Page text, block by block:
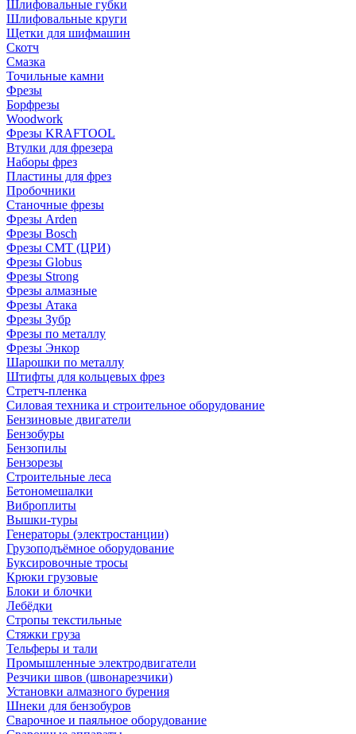
Шлифовальные губки
Шлифовальные круги
Щетки для шифмашин
Скотч
Смазка
Точильные камни
Фрезы
Борфрезы
Woodwork
Фрезы KRAFTOOL
Втулки для фрезера
Наборы фрез
Пластины для фрез
Пробочники
Станочные фрезы
Фрезы Arden
Фрезы Bosch
Фрезы CMT (ЦРИ)
Фрезы Globus
Фрезы Strong
Фрезы алмазные
Фрезы Атака
Фрезы Зубр
Фрезы по металлу
Фрезы Энкор
Шарошки по металлу
Штифты для кольцевых фрез
Стретч-пленка
Силовая техника и строительное оборудование
Бензиновые двигатели
Бензобуры
Бензопилы
Бензорезы
Строительные леса
Бетономешалки
Виброплиты
Вышки-туры
Генераторы (электростанции)
Грузоподъёмное оборудование
Буксировочные тросы
Крюки грузовые
Блоки и блочки
Лебёдки
Стропы текстильные
Стяжки груза
Тельферы и тали
Промышленные электродвигатели
Резчики швов (швонарезчики)
Установки алмазного бурения
Шнеки для бензобуров
Сварочное и паяльное оборудование